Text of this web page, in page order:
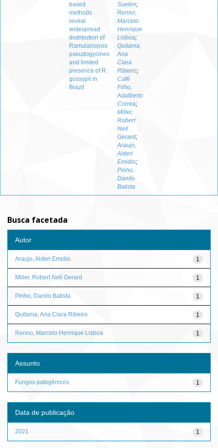
based
methods
reveal
widespread
distribution of
Ramulariopsis
pseudogycines
and limited
presence of R.
gossypii in
Brazil
Suelen;
Renno,
Marcelo
Henrique
Lisboa;
Quitania,
Ana
Clara
Ribeiro;
Café
Filho,
Adalberto
Correa;
Miller,
Robert
Neil
Gerard;
Araujo,
Alderi
Emidio;
Pinho,
Danilo
Batista
Busca facetada
Autor
1
Araujo, Alderi Emidio
1
Miller, Robert Neil Gerard
1
Pinho, Danilo Batista
1
Quitania, Ana Clara Ribeiro
1
Renno, Marcelo Henrique Lisboa
Assunto
1
Fungos patogênicos
Data de publicação
1
2021